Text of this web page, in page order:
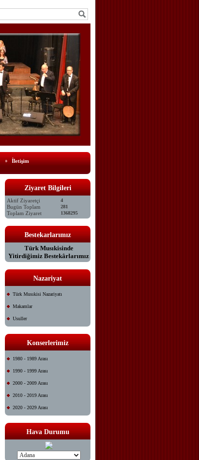
İletişim
Ziyaret Bilgileri
Aktif Ziyaretçi 4
Bugün Toplam 281
Toplam Ziyaret 1368295
Bestekarlarımız
Türk Musıkisinde
Yitirdiğimiz Bestekârlarımız
Nazariyat
Türk Musıkisi Nazariyatı
Makamlar
Usuller
Konserlerimiz
1980 - 1989 Arası
1990 - 1999 Arası
2000 - 2009 Arası
2010 - 2019 Arası
2020 - 2029 Arası
Hava Durumu